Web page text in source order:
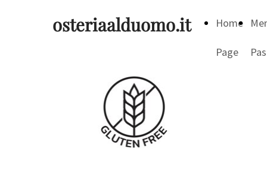
Home
Page
osteriaalduomo.it